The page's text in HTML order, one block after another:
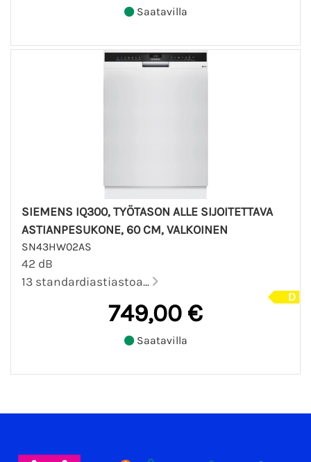
Saatavilla
SIEMENS IQ300, TYÖTASON ALLE SIJOITETTAVA
ASTIANPESUKONE, 60 CM, VALKOINEN
SN43HW02AS
42 dB
13 standardiastiastoa...
749,00 €
Saatavilla